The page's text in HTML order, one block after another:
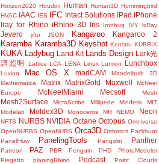
Horizon2020 Houdini Human Human3D Hummingbird
HVAC IAAC IES IFC Intact Solutions iPad iPhone
Iray for Rhino iRhino 3D Iris Ironbug IVY ixRay
Jevero jifto JSON Kangaroo Kangaroo 2
Karamba Karamba3D Keyshot Konstru KUBRIX
KUKA Ladybug Land Kit Lands Design Lark光
譜照明
Lattice LCA LENA Linux Lumion Lunchbox
Luxion Mac OS X madCAM
Mandelbulb 3D
Mathematica
Matrix MatrixGold Maxwell
McNeel
Europe
McNeelMiami Mecsoft Mesh
Mesh2Surface MicroScribe Millipede Mindesk
MIT
Modelab
Moldex3D Monoceros MR NEMO Neon
NFTS NURBS NVIDIA Octane Octopus Omniverse
OpenNURBS OpenNURS Orca3D Orthotics Packhunt
PanelFlow
PanelingTools Pangolin Panther
Patreon PAZ PBR Penguin PHD
PhotoMedeler
Piegatto
planingRhino Podcast Point Clouds